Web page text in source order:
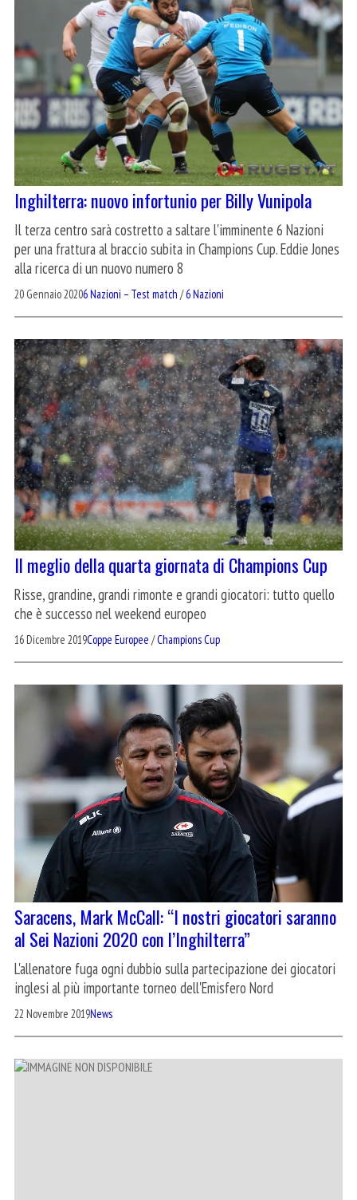
Inghilterra: nuovo infortunio per Billy Vunipola
Il terza centro sarà costretto a saltare l'imminente 6 Nazioni
per una frattura al braccio subita in Champions Cup. Eddie Jones
alla ricerca di un nuovo numero 8
20 Gennaio 20206 Nazioni – Test match /6 Nazioni
Il meglio della quarta giornata di Champions Cup
Risse, grandine, grandi rimonte e grandi giocatori: tutto quello
che è successo nel weekend europeo
16 Dicembre 2019Coppe Europee /Champions Cup
Saracens, Mark McCall: “I nostri giocatori saranno
al Sei Nazioni 2020 con l’Inghilterra”
L'allenatore fuga ogni dubbio sulla partecipazione dei giocatori
inglesi al più importante torneo dell'Emisfero Nord
22 Novembre 2019News